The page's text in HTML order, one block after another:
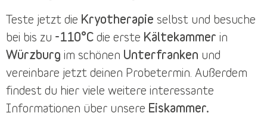
Teste jetzt die Kryotherapie selbst und besuche
bei bis zu -110°C die erste Kältekammer in
Würzburg im schönen Unterfranken und
vereinbare jetzt deinen Probetermin . Außerdem
findest du hier viele weitere interessante
Informationen über unsere Eiskammer.